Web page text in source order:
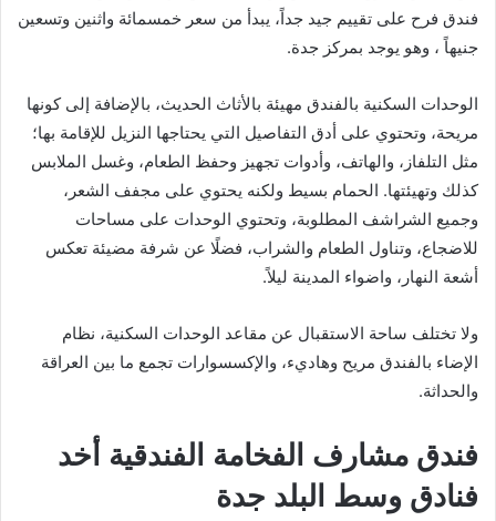
فندق فرح على تقييم جيد جداً، يبدأ من سعر خمسمائة واثنين وتسعين
جنيهاً ، وهو يوجد بمركز جدة.
الوحدات السكنية بالفندق مهيئة بالأثاث الحديث، بالإضافة إلى كونها
مريحة، وتحتوي على أدق التفاصيل التي يحتاجها النزيل للإقامة بها؛
مثل التلفاز، والهاتف، وأدوات تجهيز وحفظ الطعام، وغسل الملابس
كذلك وتهيئتها. الحمام بسيط ولكنه يحتوي على مجفف الشعر،
وجميع الشراشف المطلوبة، وتحتوي الوحدات على مساحات
للاضجاع، وتناول الطعام والشراب، فضلًا عن شرفة مضيئة تعكس
أشعة النهار، واضواء المدينة ليلاً.
ولا تختلف ساحة الاستقبال عن مقاعد الوحدات السكنية، نظام
الإضاء بالفندق مريح وهاديء، والإكسسوارات تجمع ما بين العراقة
والحداثة.
فندق مشارف الفخامة الفندقية أخد
فنادق وسط البلد جدة